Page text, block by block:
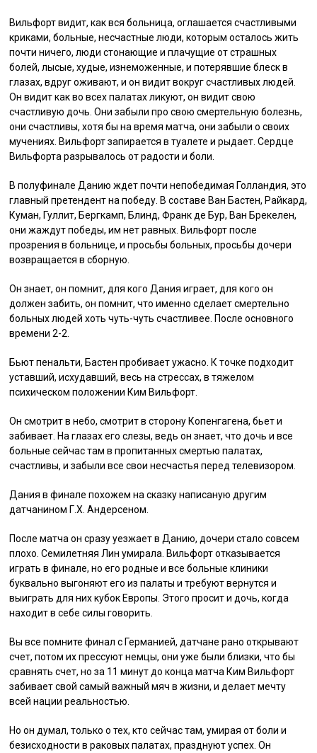
Вильфорт видит, как вся больница, оглашается счастливыми
криками, больные, несчастные люди, которым осталось жить
почти ничего, люди стонающие и плачущие от страшных
болей, лысые, худые, изнеможенные, и потерявшие блеск в
глазах, вдруг оживают, и он видит вокруг счастливых людей.
Он видит как во всех палатах ликуют, он видит свою
счастливую дочь. Они забыли про свою смертельную болезнь,
они счастливы, хотя бы на время матча, они забыли о своих
мучениях. Вильфорт запирается в туалете и рыдает. Сердце
Вильфорта разрывалось от радости и боли.
В полуфинале Данию ждет почти непобедимая Голландия, это
главный претендент на победу. В составе Ван Бастен, Райкард,
Куман, Гуллит, Бергкамп, Блинд, Франк де Бур, Ван Брекелен,
они жаждут победы, им нет равных. Вильфорт после
прозрения в больнице, и просьбы больных, просьбы дочери
возвращается в сборную.
Он знает, он помнит, для кого Дания играет, для кого он
должен забить, он помнит, что именно сделает смертельно
больных людей хоть чуть-чуть счастливее. После основного
времени 2-2.
Бьют пенальти, Бастен пробивает ужасно. К точке подходит
уставший, исхудавший, весь на стрессах, в тяжелом
психическом положении Ким Вильфорт.
Он смотрит в небо, смотрит в сторону Копенгагена, бьет и
забивает. На глазах его слезы, ведь он знает, что дочь и все
больные сейчас там в пропитанных смертью палатах,
счастливы, и забыли все свои несчастья перед телевизором.
Дания в финале похожем на сказку написаную другим
датчанином Г.Х. Андерсеном.
После матча он сразу уезжает в Данию, дочери стало совсем
плохо. Семилетняя Лин умирала. Вильфорт отказывается
играть в финале, но его родные и все больные клиники
буквально выгоняют его из палаты и требуют вернутся и
выиграть для них кубок Европы. Этого просит и дочь, когда
находит в себе силы говорить.
Вы все помните финал с Германией, датчане рано открывают
счет, потом их прессуют немцы, они уже были близки, что бы
сравнять счет, но за 11 минут до конца матча Ким Вильфорт
забивает свой самый важный мяч в жизни, и делает мечту
всей нации реальностью.
Но он думал, только о тех, кто сейчас там, умирая от боли и
безисходности в раковых палатах, празднуют успех. Он